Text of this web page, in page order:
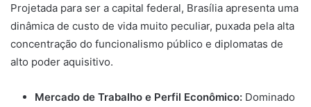
Projetada para ser a capital federal, Brasília apresenta uma
dinâmica de custo de vida muito peculiar, puxada pela alta
concentração do funcionalismo público e diplomatas de
alto poder aquisitivo.
Mercado de Trabalho e Perfil Econômico: Dominado